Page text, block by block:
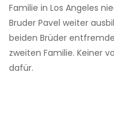
Familie in Los Angeles
Bruder Pavel weiter
beiden Brüder
zweiten Familie. Keiner
dafür.